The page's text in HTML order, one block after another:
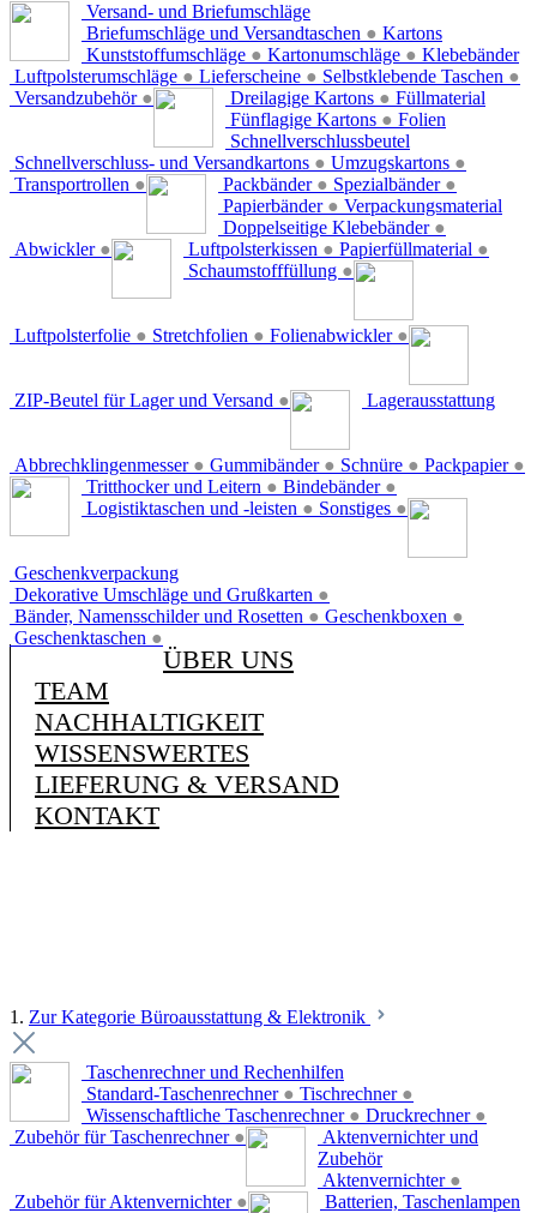
Versand- und Briefumschläge
Briefumschläge und Versandtaschen ●
Kunststoffumschläge ● Kartonumschläge ●
Luftpolsterumschläge ● Lieferscheine ● Selbstklebende Taschen ●
Versandzubehör ●
Kartons
Dreilagige Kartons ●
Fünflagige Kartons ●
Schnellverschluss- und Versandkartons ● Umzugskartons ●
Transportrollen ●
Klebebänder
Packbänder ● Spezialbänder ●
Papierbänder ●
Doppelseitige Klebebänder ●
Abwickler ●
Füllmaterial
Luftpolsterkissen ● Papierfüllmaterial ●
Schaumstofffüllung ●
Folien
Luftpolsterfolie ● Stretchfolien ● Folienabwickler ●
Schnellverschlussbeutel
ZIP-Beutel für Lager und Versand ●
Verpackungsmaterial
Abbrechklingenmesser ● Gummibänder ● Schnüre ● Packpapier ●
Lagerausstattung
Tritthocker und Leitern ● Bindebänder ●
Logistiktaschen und -leisten ● Sonstiges ●
Geschenkverpackung
Dekorative Umschläge und Grußkarten ●
Bänder, Namensschilder und Rosetten ● Geschenkboxen ●
Geschenktaschen ●
ÜBER UNS
TEAM
NACHHALTIGKEIT
WISSENSWERTES
LIEFERUNG & VERSAND
KONTAKT
1. Zur Kategorie Büroausstattung & Elektronik
Taschenrechner und Rechenhilfen
Standard-Taschenrechner ● Tischrechner ●
Wissenschaftliche Taschenrechner ● Druckrechner ●
Zubehör für Taschenrechner ●
Aktenvernichter und
Zubehör
Aktenvernichter ●
Zubehör für Aktenvernichter ● Batterien, Taschenlampen